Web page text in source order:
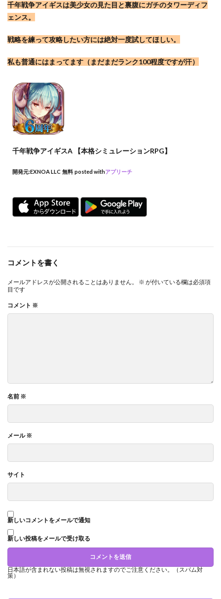
千年戦争アイギスは美少女の見た目と裏腹にガチのタワーディフ
ェンス。
戦略を練って攻略したい方には絶対一度試してほしい。
私も普通にはまってます（まだまだランク100程度ですが汗）
千年戦争アイギスA 【本格シミュレーションRPG】
開発元:EXNOA LLC 無料 posted withアプリーチ
コメントを書く
メールアドレスが公開されることはありません。 ※ が付いている欄は必須項
目です
コメント ※
名前 ※
メール※
サイト
新しいコメントをメールで通知
新しい投稿をメールで受け取る
日本語が含まれない投稿は無視されますのでご注意ください。（スパム対
策）